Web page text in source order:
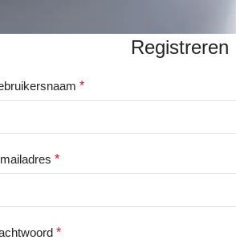
Registreren
*
*
*